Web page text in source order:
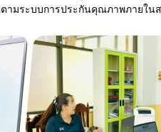
ามระบบการประกันคุณภาพภายใน